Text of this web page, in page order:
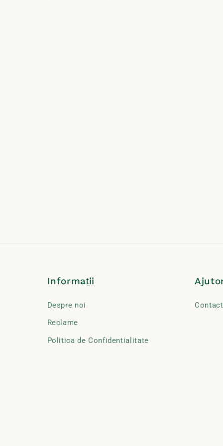
Informații
Despre noi
Reclame
Politica de Confidentialitate
Contact